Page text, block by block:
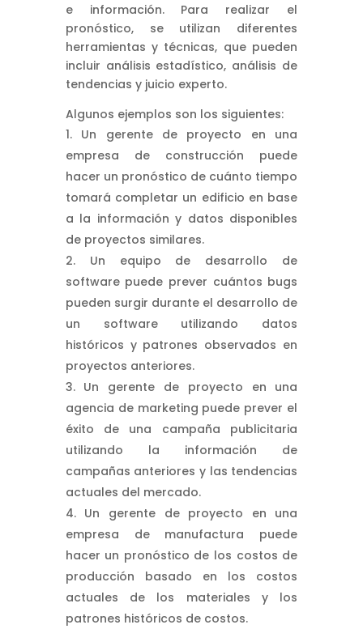
e información. Para realizar el
pronóstico, se utilizan diferentes
herramientas y técnicas, que pueden
incluir análisis estadístico, análisis de
tendencias y juicio experto.
Algunos ejemplos son los siguientes:
Un gerente de proyecto en una
empresa de construcción puede
hacer un pronóstico de cuánto tiempo
tomará completar un edificio en base
a la información y datos disponibles
de proyectos similares.
Un equipo de desarrollo de
software puede prever cuántos bugs
pueden surgir durante el desarrollo de
un software utilizando datos
históricos y patrones observados en
proyectos anteriores.
Un gerente de proyecto en una
agencia de marketing puede prever el
éxito de una campaña publicitaria
utilizando la información de
campañas anteriores y las tendencias
actuales del mercado.
Un gerente de proyecto en una
empresa de manufactura puede
hacer un pronóstico de los costos de
producción basado en los costos
actuales de los materiales y los
patrones históricos de costos.